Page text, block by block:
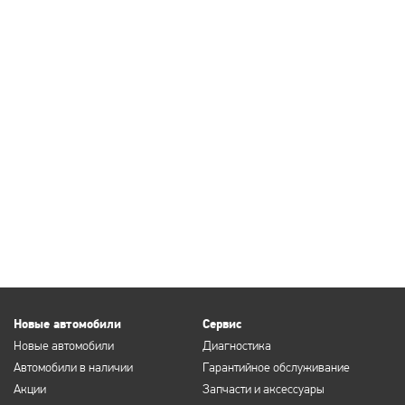
Новые автомобили
Новые автомобили
Автомобили в наличии
Акции
Сервис
Диагностика
Гарантийное обслуживание
Запчасти и аксессуары